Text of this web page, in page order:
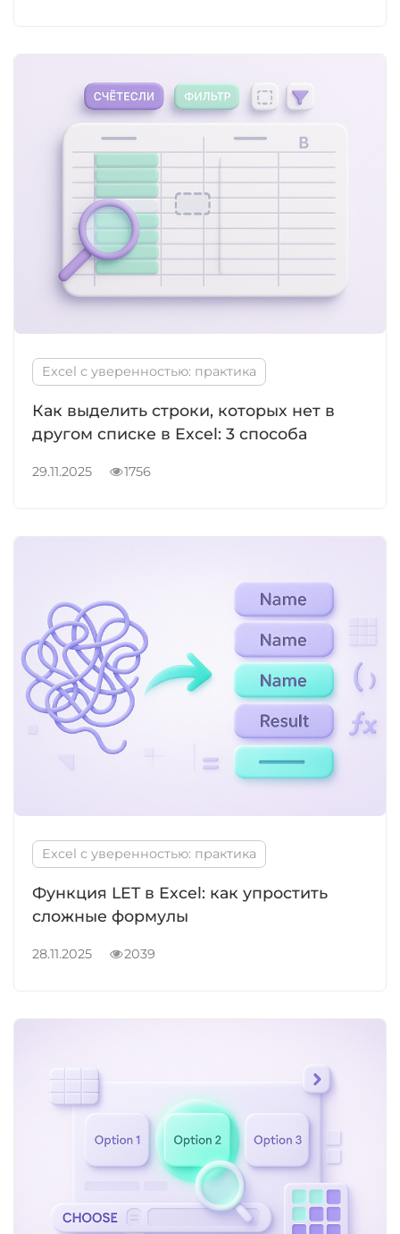
Excel с уверенностью: практика
Как выделить строки, которых нет в
другом списке в Excel: 3 способа
29.11.2025 1756
Excel с уверенностью: практика
Функция LET в Excel: как упростить
сложные формулы
28.11.2025 2039